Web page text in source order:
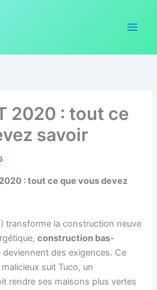
2020 : tout ce
savoir
: tout ce que vous devez
transforme la construction neuve
construction bas-
deviennent des exigences. Ce
suit Tuco, un
rendre ses maisons plus vertes